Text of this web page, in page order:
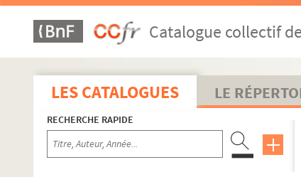
Catalogue collectif
LES CATALOGUES LE
RECHERCHE RAPIDE